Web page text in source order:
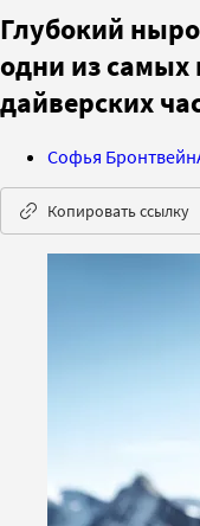
Глубокий
одни из
дайверских
Софья Бронтвейн
Копировать ссылку